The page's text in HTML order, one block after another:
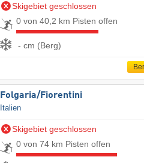
Skigebiet geschlossen
0 von 40,2 km Pisten offen
- cm (Berg)
Folgaria/​Fiorentini
Italien
Skigebiet geschlossen
0 von 74 km Pisten offen